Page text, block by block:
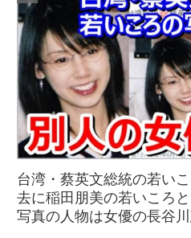
台湾・蔡英文総統の若い
去に稲田朋美の若いころ
写真の人物は女優の長谷